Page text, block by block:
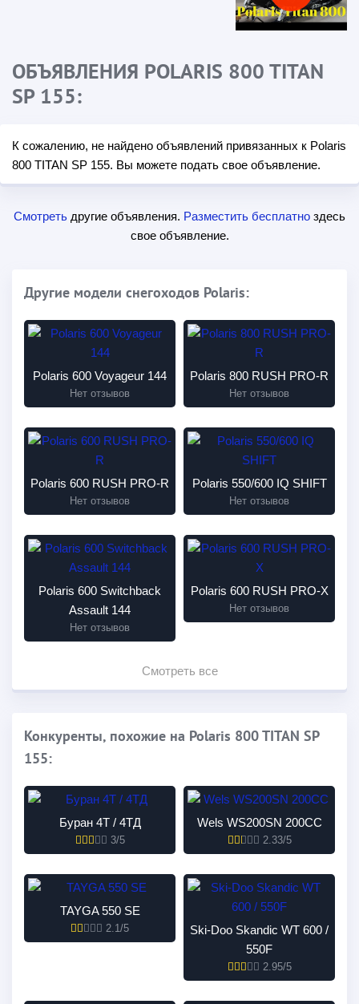
ОБЪЯВЛЕНИЯ POLARIS 800 TITAN
SP 155:
К сожалению, не найдено объявлений привязанных к Polaris
800 TITAN SP 155. Вы можете подать свое объявление.
Смотреть другие объявления. Разместить бесплатно здесь
свое объявление.
Другие модели снегоходов Polaris:
Polaris 600 Voyageur 144
Нет отзывов
Polaris 800 RUSH PRO-R
Нет отзывов
Polaris 600 RUSH PRO-R
Нет отзывов
Polaris 550/600 IQ SHIFT
Нет отзывов
Polaris 600 Switchback
Assault 144
Нет отзывов
Polaris 600 RUSH PRO-X
Нет отзывов
Смотреть все
Конкуренты, похожие на Polaris 800 TITAN SP
155:
Буран 4Т / 4ТД
3/5
Wels WS200SN 200CC
2.33/5
TAYGA 550 SE
2.1/5
Ski-Doo Skandic WT 600 /
550F
2.95/5